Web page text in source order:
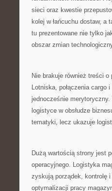
sieci oraz kwestie
kolej w łańcuchu dostaw, a
tu prezentowane nie tylko
obszar zmian
Nie brakuje również treści
Lotniska, połączenia cargo
jednocześnie
logistyce w obsłudze
tematyki, lecz ukazuje
Dużą wartością strony jest
operacyjnego. Logistyka
zyskują porządek, kontrolę
optymalizacji pracy